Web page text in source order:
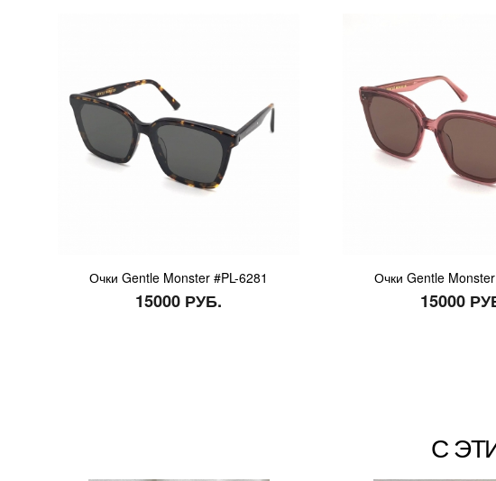
Очки Gentle Monster #PL-6281
15000 РУБ.
Очки Gentle
15000
С